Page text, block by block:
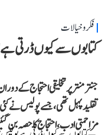
فکر و خیالات
کتابوں سے کیوں ڈرتی
جنتر منتر پر تخلیقی احتجاج کے
تقلید پہل تھی، جسے پولیس نے
مزاحمتی ادب، احتجاج کا حصہ بن